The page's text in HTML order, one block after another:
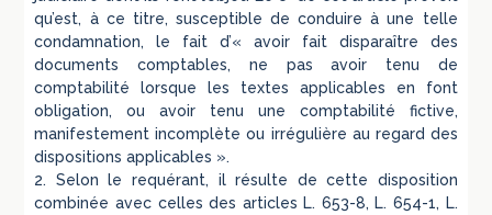
qu’est, à ce titre, susceptible de conduire à une telle
condamnation, le fait d’« avoir fait disparaître des
documents comptables, ne pas avoir tenu de
comptabilité lorsque les textes applicables en font
obligation, ou avoir tenu une comptabilité fictive,
manifestement incomplète ou irrégulière au regard des
dispositions applicables ».
2. Selon le requérant, il résulte de cette disposition
combinée avec celles des articles L. 653-8, L. 654-1, L.